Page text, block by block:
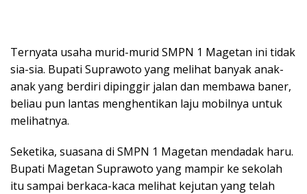
Ternyata usaha murid-murid SMPN 1 Magetan ini tidak
sia-sia. Bupati Suprawoto yang melihat banyak anak-
anak yang berdiri dipinggir jalan dan membawa baner,
beliau pun lantas menghentikan laju mobilnya untuk
melihatnya.
Seketika, suasana di SMPN 1 Magetan mendadak haru.
Bupati Magetan Suprawoto yang mampir ke sekolah
itu sampai berkaca-kaca melihat kejutan yang telah